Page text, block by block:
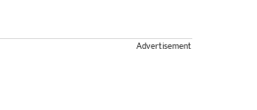
Advertisement